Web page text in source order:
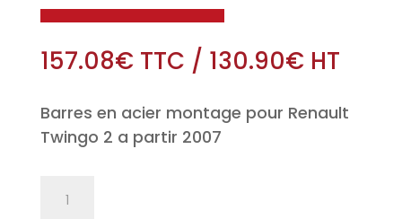
157.08€TTC / 130.90€HT
Barres en acier montage pour Renault
Twingo 2 a partir 2007